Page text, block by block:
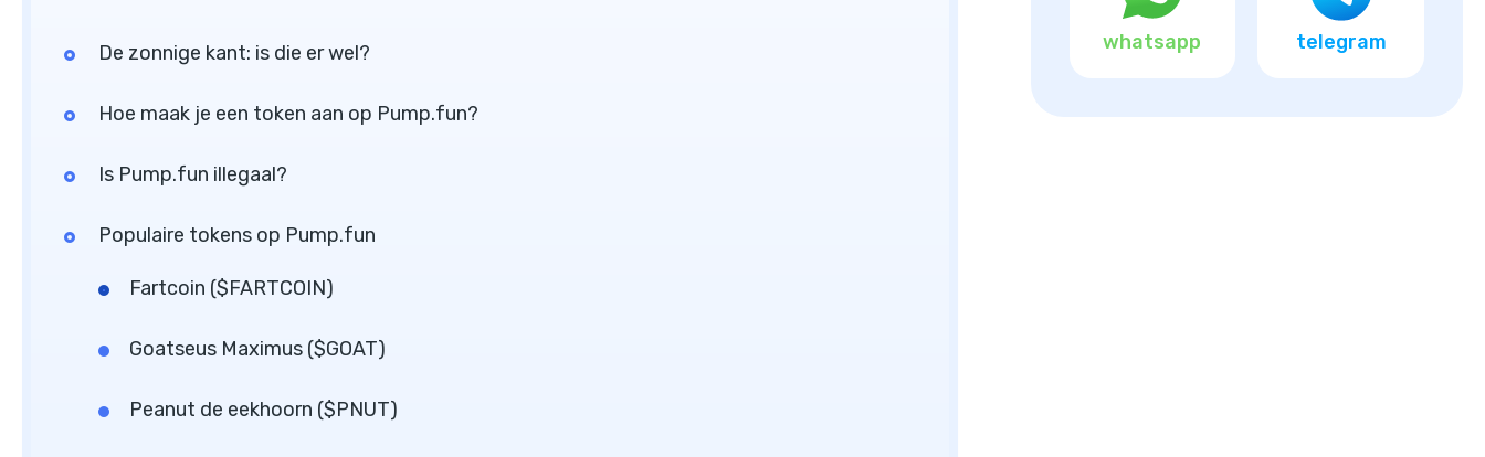
De zonnige kant: is die er wel?
Hoe maak je een token aan op Pump.fun?
Is Pump.fun illegaal?
Populaire tokens op Pump.fun
Fartcoin ($FARTCOIN)
Goatseus Maximus ($GOAT)
Peanut de eekhoorn ($PNUT)
whatsapp telegram